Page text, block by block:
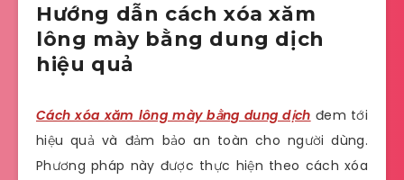
Hướng dẫn cách xóa xăm
lông mày bằng dung dịch
hiệu quả
Cách xóa xăm lông mày bằng dung dịch đem tới
hiệu quả và đảm bảo an toàn cho người dùng.
Phương pháp này được thực hiện theo cách xóa